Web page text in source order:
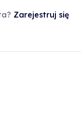
Zarejestruj się